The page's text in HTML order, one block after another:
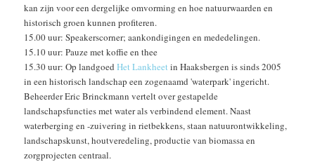
kan zijn voor een dergelijke omvorming en hoe natuurwaarden en
historisch groen kunnen profiteren.
15.00 uur: Speakerscorner; aankondigingen en mededelingen.
15.10 uur: Pauze met koffie en thee
15.30 uur: Op landgoedHet Lankheetin Haaksbergen is sinds 2005
in een historisch landschap een zogenaamd 'waterpark' ingericht.
Beheerder Eric Brinckmann vertelt over gestapelde
landschapsfuncties met water als verbindend element. Naast
waterberging en -zuivering in rietbekkens, staan natuurontwikkeling,
landschapskunst, houtveredeling, productie van biomassa en
zorgprojecten centraal.